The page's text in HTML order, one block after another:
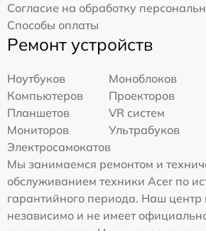
Согласие на обработку
Способы оплаты
Ремонт устройств
Ноутбуков
Моноблоков
Компьютеров
Проекторов
Планшетов
VR систем
Мониторов
Ультрабуков
Электросамокатов
Мы занимаемся ремонтом и
обслуживанием техники Acer по
гарантийного периода. Наш центр
независимо и не имеет